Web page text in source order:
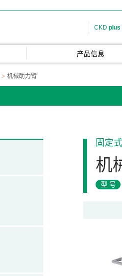
CKD plus
产品信息
机械助力臂
固定式
机
型号